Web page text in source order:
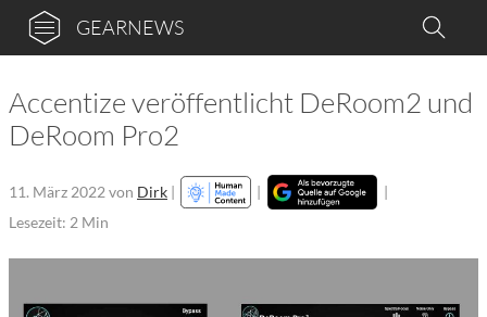
GEARNEWS
Accentize veröffentlicht DeRoom2 und
DeRoom Pro2
11. März 2022 von Dirk | |
|
Lesezeit: 2 Min